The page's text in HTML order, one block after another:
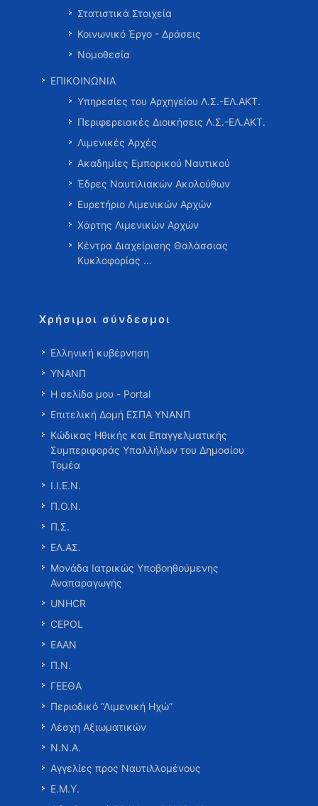
Στατιστικά Στοιχεία
Κοινωνικό Έργο - Δράσεις
Νομοθεσία
ΕΠΙΚΟΙΝΩΝΙΑ
Υπηρεσίες του Αρχηγείου Λ.Σ.-ΕΛ.ΑΚΤ.
Περιφερειακές Διοικήσεις Λ.Σ.-ΕΛ.ΑΚΤ.
Λιμενικές Αρχές
Ακαδημίες Εμπορικού Ναυτικού
Έδρες Ναυτιλιακών Ακολούθων
Ευρετήριο Λιμενικών Αρχών
Χάρτης Λιμενικών Αρχών
Κέντρα Διαχείρισης Θαλάσσιας
Κυκλοφορίας …
Χρήσιμοι σύνδεσμοι
Ελληνική κυβέρνηση
ΥΝΑΝΠ
Η σελίδα μου - Portal
Επιτελική Δομή ΕΣΠΑ ΥΝΑΝΠ
Κώδικας Ηθικής και Επαγγελματικής
Συμπεριφοράς Υπαλλήλων του Δημοσίου
Τομέα
Ι.Ι.Ε.Ν.
Π.Ο.Ν.
Π.Σ.
ΕΛ.ΑΣ.
Μονάδα Ιατρικώς Υποβοηθούμενης
Αναπαραγωγής
UNHCR
CEPOL
ΕΑΑΝ
Π.Ν.
ΓΕΕΘΑ
Περιοδικό “Λιμενική Ηχώ”
Λέσχη Αξιωματικών
Ν.Ν.Α.
Αγγελίες προς Ναυτιλλομένους
Ε.Μ.Υ.